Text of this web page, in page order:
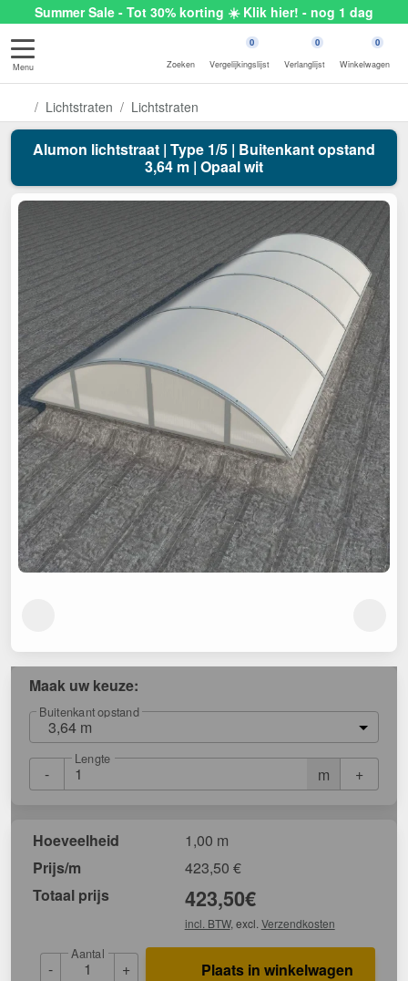
Summer Sale - Tot 30% korting ☀️ Klik hier! - nog 1 dag
Menu Zoeken
0
Vergelijkingslijst
0
Verlanglijst
0
Winkelwagen
Lichtstraten Lichtstraten
Alumon lichtstraat | Type 1/5 | Buitenkant opstand
3,64 m | Opaal wit
Maak uw keuze:
Buitenkant opstand
3,64 m
- m
Lengte
+
Hoeveelheid
1,00 m
Prijs/m
423,50 €
Totaal prijs
423,50€
incl. BTW, excl. Verzendkosten
-
Aantal
+ Plaats in winkelwagen